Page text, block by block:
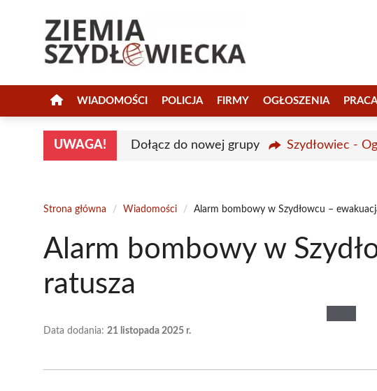
WIADOMOŚCI POLICJA FIRMY OGŁOSZENIA PRACA
UWAGA! Dołącz do nowej grupy Szydłowiec -
Strona główna / Wiadomości / Alarm bombowy w Szydłowcu –
Alarm bombowy w
ratusza
Data dodania: 21 listopada 2025 r.